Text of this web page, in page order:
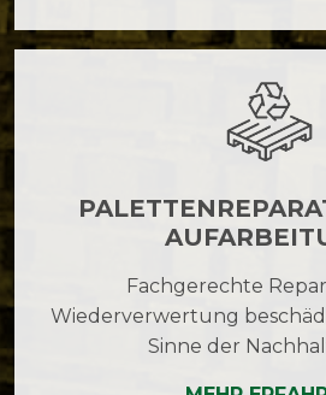
Fachgerechte
Wiederverwertung
Sinne der